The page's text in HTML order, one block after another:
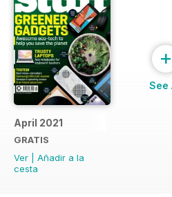
April 2021
GRATIS
Ver
Añadir a la
cesta
+
See